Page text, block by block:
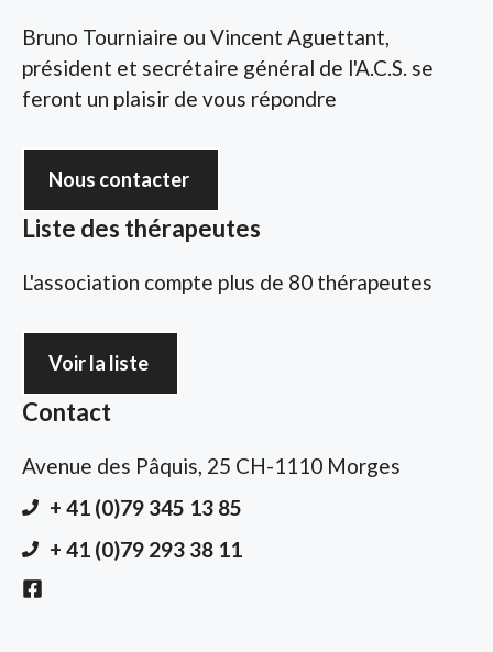
Bruno Tourniaire ou Vincent Aguettant,
président et secrétaire général de l'A.C.S. se
feront un plaisir de vous répondre
Nous contacter
Liste des thérapeutes
L'association compte plus de 80 thérapeutes
Voir la liste
Contact
Avenue des Pâquis, 25 CH-1110 Morges
+ 41 (0)79 345 13 85
+ 41 (0)79 293 38 11